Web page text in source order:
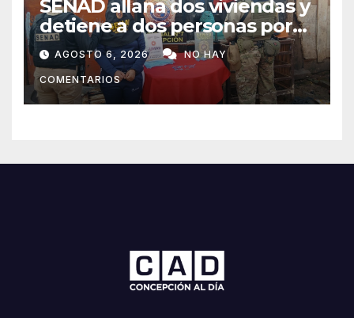
SENAD allana dos viviendas y
detiene a dos personas por
presunto microtráfico en
Concepción
AGOSTO 6, 2026 NO HAY
COMENTARIOS